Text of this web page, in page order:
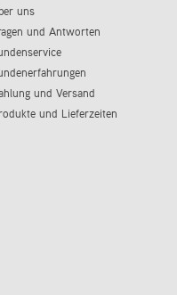
uns
und Antworten
und Versand
und Lieferzeiten